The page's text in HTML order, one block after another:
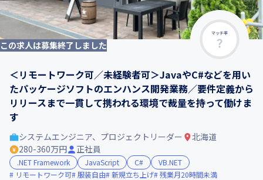
マッチ率
この求人は募集終了しました
＜リモートワーク可／未経験者可＞JavaやC#などを用い
たパッケージソフトのエンハンス開発業務／要件定義から
リリースまで一貫して携われる環境で裁量を持って働けま
す
システムエンジニア、プロジェクトリーダー
北海道
280-360万円
正社員
.NET Framework JavaScript C#
VB.NET
リモートワーク可 服装自由 新規立ち上げ 残業月20時間未満